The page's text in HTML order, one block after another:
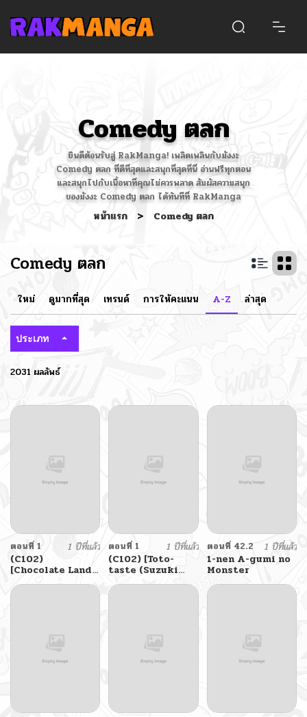
Comedy ตลก
ยินดีต้อนรับสู่ RakManga! เพลิดเพลินกับมังงะ
Comedy ตลก ที่ดีที่สุดและสนุกที่สุดที่นี่ อ่านฟรีทุกตอน
และสนุกไปกับเนื้อหาที่คุณไม่ควรพลาด สัมผัสความสนุก
ของมังงะ Comedy ตลก ได้ทันทีที่ RakManga
หน้าแรก > Comedy ตลก
Comedy ตลก
ใหม่ ดูมากที่สุด เทรนด์ การให้คะแนน A-Z ล่าสุด
ประเภท
2031 ผลลัพธ์
ตอนที่ 1
1 ปีที่แล้ว
(C102)
[Chocolate Land
(kakao)]
Succubus wakaba
ตอนที่ 1
1 ปีที่แล้ว
(C102) [Toto-
taste (Suzuki
Toto)] Yamakaze-
chan to Private
KanColle-)
ตอนที่ 42.2
1 ปีที่แล้ว
1-nen A-gumi no
Monster